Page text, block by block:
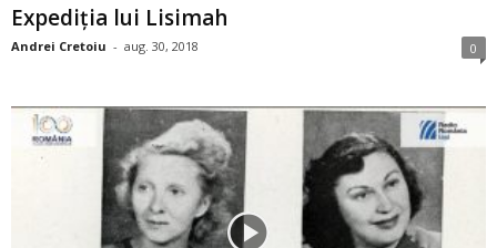
Expediţia lui Lisimah
Andrei Cretoiu - aug. 30, 2018 0